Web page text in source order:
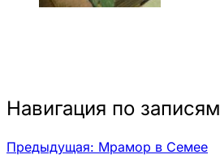
Навигация по записям
Предыдущая: Мрамор в Семее